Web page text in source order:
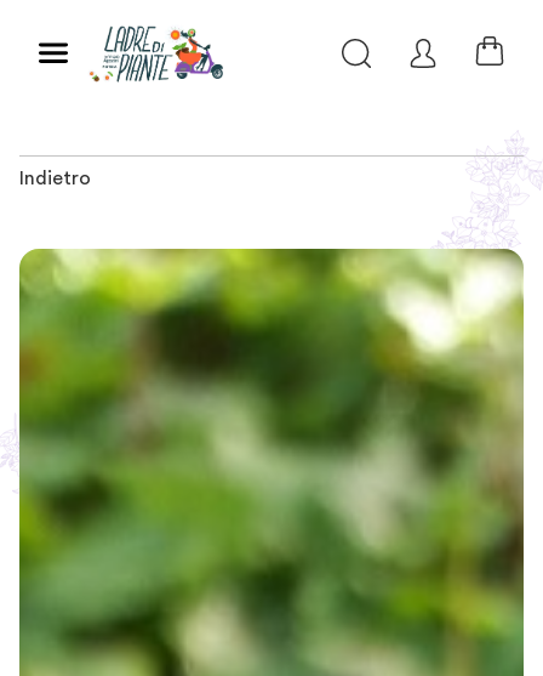
Indietro
Slide 1 of 3